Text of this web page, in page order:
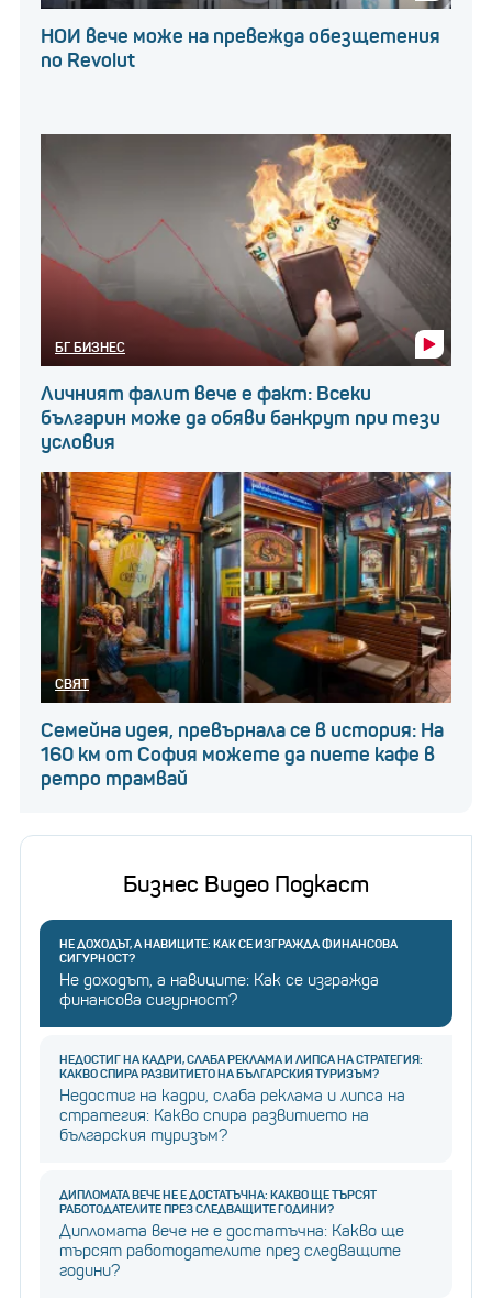
НОИ вече може на превежда обезщетения
по Revolut
БГ БИЗНЕС
Личният фалит вече е факт: Всеки
българин може да обяви банкрут при тези
условия
СВЯТ
Семейна идея, превърнала се в история: На
160 км от София можете да пиете кафе в
ретро трамвай
Бизнес Видео Подкаст
НЕ ДОХОДЪТ, А НАВИЦИТЕ: КАК СЕ ИЗГРАЖДА ФИНАНСОВА
СИГУРНОСТ?
Не доходът, а навиците: Как се изгражда
финансова сигурност?
НЕДОСТИГ НА КАДРИ, СЛАБА РЕКЛАМА И ЛИПСА НА СТРАТЕГИЯ:
КАКВО СПИРА РАЗВИТИЕТО НА БЪЛГАРСКИЯ ТУРИЗЪМ?
Недостиг на кадри, слаба реклама и липса на
стратегия: Какво спира развитието на
българския туризъм?
ДИПЛОМАТА ВЕЧЕ НЕ Е ДОСТАТЪЧНА: КАКВО ЩЕ ТЪРСЯТ
РАБОТОДАТЕЛИТЕ ПРЕЗ СЛЕДВАЩИТЕ ГОДИНИ?
Дипломата вече не е достатъчна: Какво ще
търсят работодателите през следващите
години?